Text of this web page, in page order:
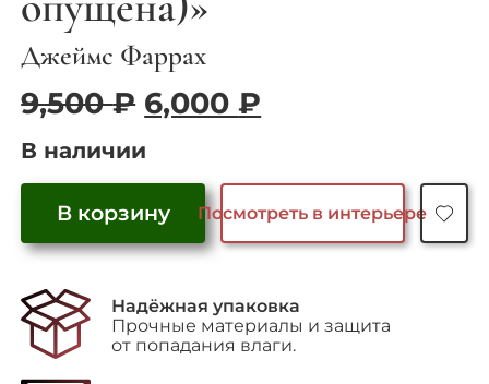
Джеймс Фаррах
9,500₽ Первоначальная
цена
составляла
9,500 ₽.
6,000₽
В наличии
"Tops
Down
(Крыша
опущена)"
В корзину Посмотреть в интерьере
Надёжная упаковка
Прочные материалы и защита
от попадания влаги.